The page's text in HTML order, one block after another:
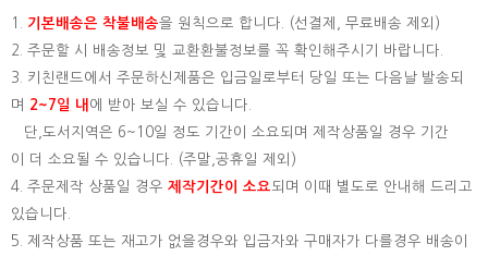
1. 기본배송은 착불배송을 원칙으로 합니다. (선결제, 무료배송 제외)
2. 주문할 시 배송정보 및 교환환불정보를 꼭 확인해주시기 바랍니다.
3. 키친랜드에서 주문하신제품은 입금일로부터 당일 또는 다음날 발송되
며
2~7일 내 에 받아 보실 수 있습니다.
단,도서지역은 6~10일 정도 기간이 소요되며 제작상품일 경우 기간
이 더 소요될 수 있습니다. (주말,공휴일 제외)
4. 주문제작 상품일 경우 제작기간이 소요되며 이때 별도로 안내해 드리고
있습니다.
5. 제작상품 또는 재고가 없을경우와 입금자와 구매자가 다를경우 배송이